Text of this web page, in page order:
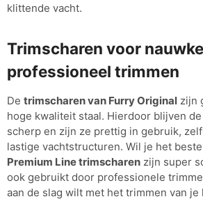
klittende vacht.
Trimscharen voor
professioneel trimmen
De trimscharen van Furry Original zijn
hoge kwaliteit staal. Hierdoor blijven
scherp en zijn ze prettig in gebruik,
lastige vachtstructuren. Wil je het
Premium Line trimscharen zijn super
ook gebruikt door professionele
aan de slag wilt met het trimmen van je